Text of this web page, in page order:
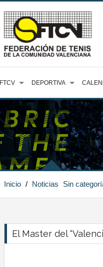
FTCV DEPORTIVA
Inicio / Noticias Sin
El Master del